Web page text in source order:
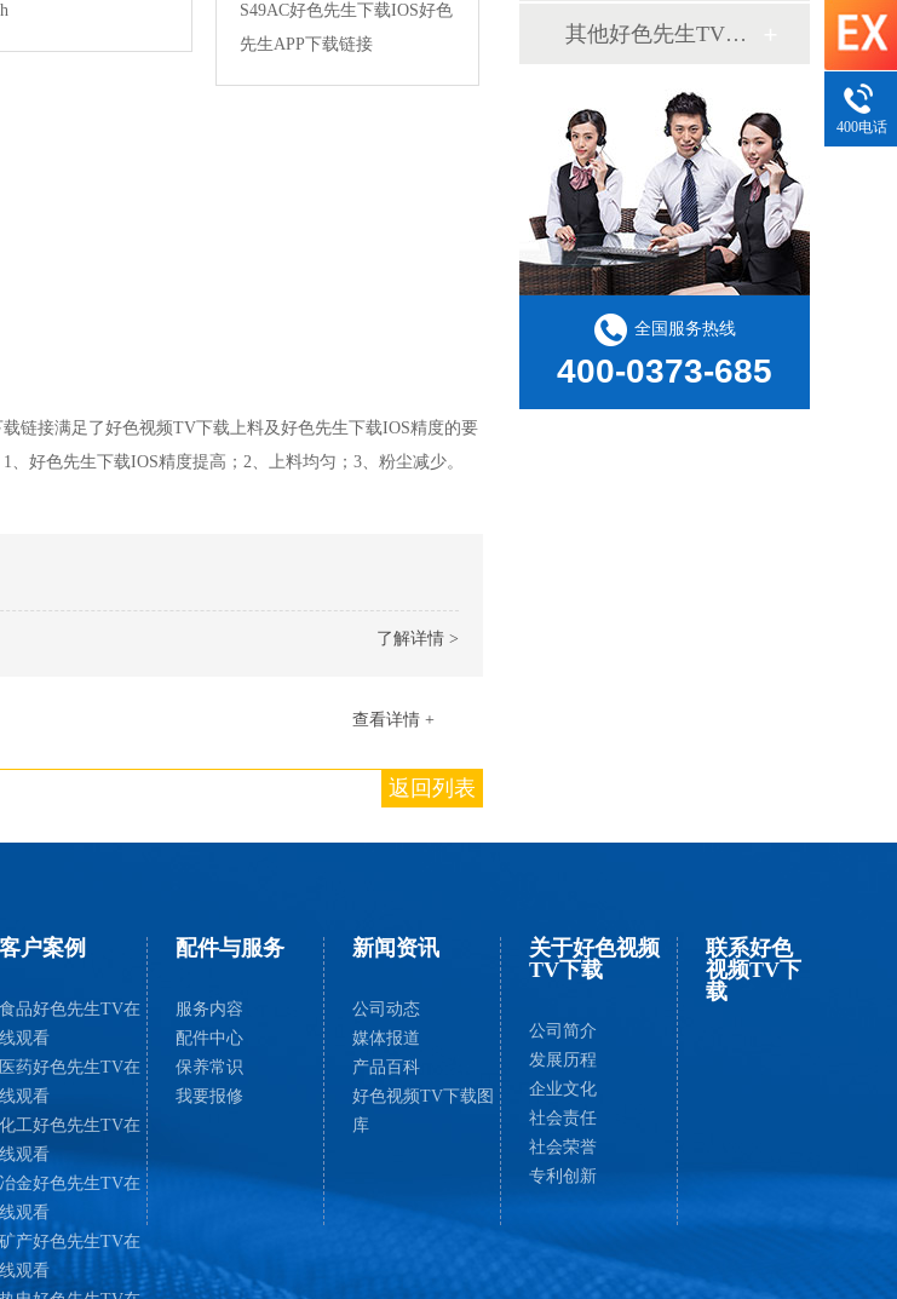
S49AC好色先生下载IOS好色
先生APP下载链接
链接满足了好色视频TV下载上料及好色先生下载IOS精度的要
好色先生下载IOS精度提高；2、上料均匀；3、粉尘减少。
了解详情 >
查看详情 +
返回列表
其他好色先生TV在线观看案例
全国服务热线
400-0373-685
客户案例
食品好色先生TV在
线观看
医药好色先生TV在
线观看
化工好色先生TV在
线观看
冶金好色先生TV在
线观看
矿产好色先生TV在
线观看
配件与服务
服务内容
配件中心
保养常识
我要报修
新闻资讯
公司动态
媒体报道
产品百科
好色视频TV下载图
库
关于好色视频
TV下载
公司简介
发展历程
企业文化
社会责任
社会荣誉
专利创新
联系好色
视频TV下
载
400电话